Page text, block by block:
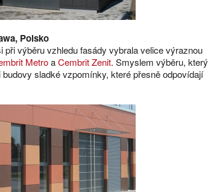
Polsko
výběru vzhledu fasády vybrala velice výraznou
MetroaCembrit Zenit. Smyslem výběru, který
sladké vzpomínky, které přesně odpovídají